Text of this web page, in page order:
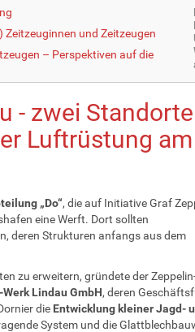
und Zeitzeugen
– Perspektiven auf die
- zwei Standorte
Luftrüstung am
„Do“, die auf Initiative Graf
eine Werft. Dort sollten
deren Strukturen anfangs aus dem
zu erweitern, gründete der
Lindau GmbH, deren
die Entwicklung kleiner Jagd-
System und die